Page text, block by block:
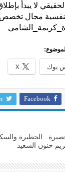
لا يبدأ
مجال
بوك X
Facebook
الحظيرة
حنون السعيد